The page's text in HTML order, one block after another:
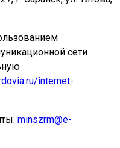
сети
internet-
minszrm@e-